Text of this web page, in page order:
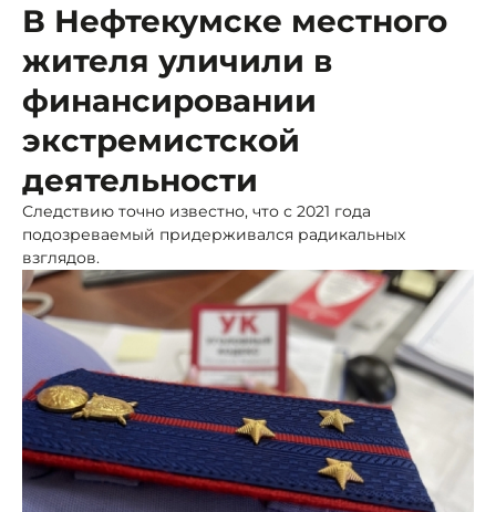
В Нефтекумске местного
жителя уличили в
финансировании
экстремистской
деятельности
Следствию точно известно, что с 2021 года
подозреваемый придерживался радикальных
взглядов.